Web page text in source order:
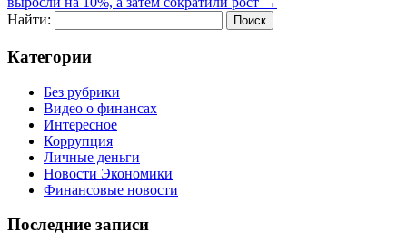
Найти:
Категории
Без рубрики
Видео о финансах
Интересное
Коррупция
Личные деньги
Новости Экономики
Финансовые новости
Последние записи